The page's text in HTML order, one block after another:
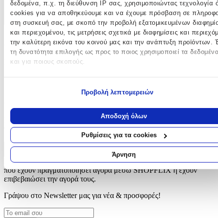
δεδομένα, π.χ. τη διεύθυνση IP σας, χρησιμοποιώντας τεχνολογία
cookies για να αποθηκεύουμε και να έχουμε πρόσβαση σε
στη συσκευή σας, με σκοπό την προβολή εξατομικευμένων
και περιεχομένου, τις μετρήσεις σχετικά με διαφημίσεις και
την καλύτερη εικόνα του κοινού μας και την ανάπτυξη προϊόντων.
τη δυνατότητα επιλογής ως προς το ποιος χρησιμοποιεί τα
και για ποιους σκοπούς.
Να συλλέξουμε πληροφορίες σχετικά με τη γεωγραφική σας
Να αναγνωρίσουμε τη συσκευή σας σαρώνοντας ενεργά για
συγκεκριμένα χαρακτηριστικά (δακτυλικό αποτύπωμα)
Μάθετε περισσότερα σχετικά με τον τρόπο επεξεργασίας των
προσωπικών σας δεδομένων και καθορίστε τις προτιμήσεις σας
ενότητα “Λεπτομέρειες”. Μπορείτε να αλλάξετε ή να
συγκατάθεσή σας ανά πάσα στιγμή από τη Δήλωση Cookies.
Χρησιμοποιούμε cookies ώστε η τοποθεσία μας να λειτουργεί
εξατομικεύουμε περιεχόμενο και διαφημίσεις, να παρέχουμε
μέσων κοινωνικής δικτύωσης και να αναλύουμε την κυκλοφορία
Προβολή λεπτομερειών
Αποδοχή όλων
Ρυθμίσεις για τα cookies
Άρνηση
Χαρακτηριστικά
+
Χαρακτηριστικά
Κατασκευαστής:
OEM
Προς το παρόν δεν υπάρχουν άλλες αξιολογήσεις. Όταν
προστεθούν, θα εμφανιστούν εδώ.
Η τελική βαθμολογία βασίζεται αποκλειστικά σε κριτικές χρηστών
που έχουν πραγματοποιήσει αγορά μέσω SHOPFLIX ή έχουν
επιβεβαιώσει την αγορά τους.
Γράψου στο Νewsletter μας για νέα & προσφορές!